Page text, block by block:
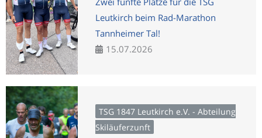
Leutkirch beim Rad-Marathon
Tannheimer Tal!
15.07.2026
TSG 1847 Leutkirch e.V. - Abteilung
Skiläuferzunft